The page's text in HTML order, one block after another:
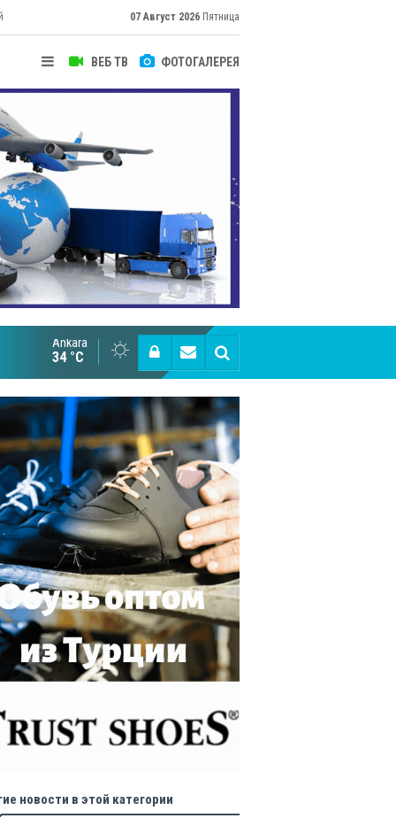
07 Август 2026 Пятница
ВЕБ ТВ ФОТОГАЛЕРЕЯ
Cottonhill покоряет мировые рынки
Ankara
34 °C
новости в этой категории